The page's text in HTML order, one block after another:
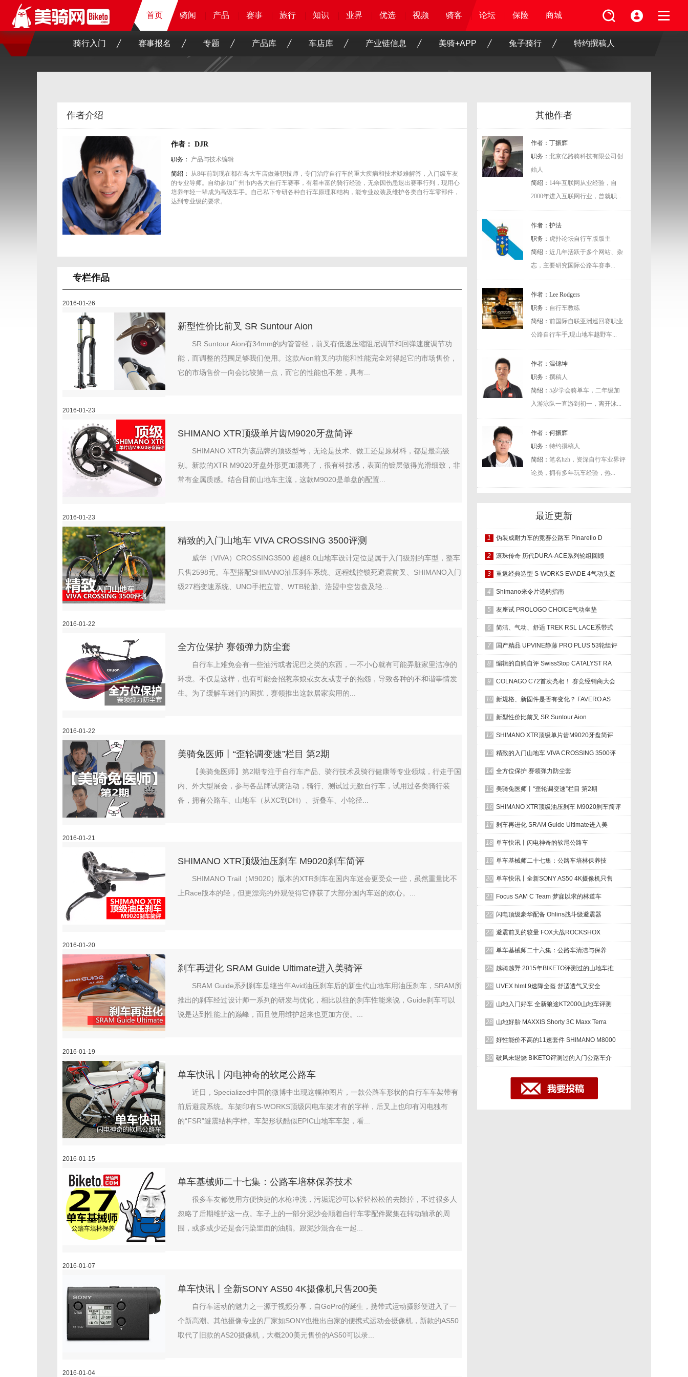
首页 骑闻 产品 赛事 旅行 知识 业界 优选 骑客 论坛 保险 商城
首页 骑闻 产品 赛事 旅行 知识 业界 优选 骑客 视频 论坛 保险 商城
首页 骑闻 产品 赛事 旅行 知识 业界 优选 视频 骑客 论坛 保险 商城
首页 骑闻 产品 赛事 旅行 知识 业界 优选 视频 骑客 论坛 保险 商城
骑行入门 赛事报名 专题 产品库 车店库 产业链信息 美骑+APP 兔子骑行 特约撰稿人
作者介绍
作者： DJR
职务：
产品与技术编辑
简绍：
从8年前到现在都在各大车店做兼职技师，专门治疗自行车的重大疾病和技术疑难解答，入门级车友
的专业导师。自幼参加广州市内各大自行车赛事，有着丰富的骑行经验，无奈因伤患退出赛事行列，现用心
培养年轻一辈成为高级车手。自己私下专研各种自行车原理和结构，能专业改装及维护各类自行车零部件，
达到专业级的要求。
专栏作品
2016-01-26
新型性价比前叉 SR Suntour Aion
SR Suntour Aion有34mm的内管管径，前叉有低速压缩阻尼调节和回弹速度调节功
能，而调整的范围足够我们使用。这款Aion前叉的功能和性能完全对得起它的市场售价，
它的市场售价一向会比较第一点，而它的性能也不差，具有...
2016-01-23
SHIMANO XTR顶级单片齿M9020牙盘简评
SHIMANO XTR为该品牌的顶级型号，无论是技术、做工还是原材料，都是最高级
别。新款的XTR M9020牙盘外形更加漂亮了，很有科技感，表面的镀层做得光滑细致，非
常有金属质感。结合目前山地车主流，这款M9020是单盘的配置...
2016-01-23
精致的入门山地车 VIVA CROSSING 3500评测
威华（VIVA）CROSSING3500 超越8.0山地车设计定位是属于入门级别的车型，整车
只售2598元。车型搭配SHIMANO油压刹车系统、远程线控锁死避震前叉、SHIMANO入门
级27档变速系统、UNO手把立管、WTB轮胎、浩盟中空齿盘及轻...
2016-01-22
全方位保护 赛领弹力防尘套
自行车上难免会有一些油污或者泥巴之类的东西，一不小心就有可能弄脏家里洁净的
环境。不仅是这样，也有可能会招惹亲娘或女友或妻子的抱怨，导致各种的不和谐事情发
生。为了缓解车迷们的困扰，赛领推出这款居家实用的...
2016-01-22
美骑兔医师丨“歪轮调变速”栏目 第2期
【美骑兔医师】第2期专注于自行车产品、骑行技术及骑行健康等专业领域，行走于国
内、外大型展会，参与各品牌试骑活动，骑行、测试过无数自行车，试用过各类骑行装
备，拥有公路车、山地车（从XC到DH）、折叠车、小轮径...
2016-01-21
SHIMANO XTR顶级油压刹车 M9020刹车简评
SHIMANO Trail（M9020）版本的XTR刹车在国内车迷会更受众一些，虽然重量比不
上Race版本的轻，但更漂亮的外观使得它俘获了大部分国内车迷的欢心。...
2016-01-20
刹车再进化 SRAM Guide Ultimate进入美骑评
SRAM Guide系列刹车是继当年Avid油压刹车后的新生代山地车用油压刹车，SRAM所
推出的刹车经过设计师一系列的研发与优化，相比以往的刹车性能来说，Guide刹车可以
说是达到性能上的巅峰，而且使用维护起来也更加方便。...
2016-01-19
单车快讯丨闪电神奇的软尾公路车
近日，Specialized中国的微博中出现这幅神图片，一款公路车形状的自行车车架带有
前后避震系统。车架印有S-WORKS顶级闪电车架才有的字样，后叉上也印有闪电独有
的“FSR”避震结构字样。车架形状酷似EPIC山地车车架，看...
2016-01-15
单车基械师二十七集：公路车培林保养技术
很多车友都使用方便快捷的水枪冲洗，污垢泥沙可以轻轻松松的去除掉，不过很多人
忽略了后期维护这一点。车子上的一部分泥沙会顺着自行车零配件聚集在转动轴承的周
围，或多或少还是会污染里面的油脂。跟泥沙混合在一起...
2016-01-07
单车快讯丨全新SONY AS50 4K摄像机只售200美
自行车运动的魅力之一源于视频分享，自GoPro的诞生，携带式运动摄影便进入了一
个新高潮。其他摄像专业的厂家如SONY也推出自家的便携式运动会摄像机，新款的AS50
取代了旧款的AS20摄像机，大概200美元售价的AS50可以录...
2016-01-04
其他作者
作者：丁振辉
职务： 北京亿路骑科技有限公司创
始人
简绍： 14年互联网从业经验，自
2000年进入互联网行业，曾就职...
作者：护法
职务： 虎扑论坛自行车版版主
简绍： 近几年活跃于多个网站、杂
志，主要研究国际公路车赛事...
作者：Lee Rodgers
职务： 自行车教练
简绍： 前国际自联亚洲巡回赛职业
公路自行车手,现山地车越野车...
作者：温锦坤
职务： 撰稿人
简绍： 5岁学会骑单车，二年级加
入游泳队一直游到初一，离开泳...
作者：何振辉
职务： 特约撰稿人
简绍： 笔名hzh，资深自行车业界评
论员，拥有多年玩车经验，热...
最近更新
1 伪装成耐力车的竞赛公路车 Pinarello D
2 滚珠传奇 历代DURA-ACE系列轮组回顾
3 重返经典造型 S-WORKS EVADE 4气动头盔
4 Shimano来令片选购指南
5 友座试 PROLOGO CHOICE气动坐垫
6 简洁、气动、舒适 TREK RSL LACE系带式
7 国产精品 UPVINE静藤 PRO PLUS 53轮组评
8 编辑的自购自评 SwissStop CATALYST RA
9 COLNAGO C72首次亮相！ 赛竞经销商大会
10 新规格、新固件是否有变化？ FAVERO AS
11 新型性价比前叉 SR Suntour Aion
12 SHIMANO XTR顶级单片齿M9020牙盘简评
13 精致的入门山地车 VIVA CROSSING 3500评
14 全方位保护 赛领弹力防尘套
15 美骑兔医师丨“歪轮调变速”栏目 第2期
16 SHIMANO XTR顶级油压刹车 M9020刹车简评
17 刹车再进化 SRAM Guide Ultimate进入美
18 单车快讯丨闪电神奇的软尾公路车
19 单车基械师二十七集：公路车培林保养技
20 单车快讯丨全新SONY AS50 4K摄像机只售
21 Focus SAM C Team 梦寐以求的林道车
22 闪电顶级豪华配备 Ohlins战斗级避震器
23 避震前叉的较量 FOX大战ROCKSHOX
24 单车基械师二十六集：公路车清洁与保养
25 越骑越野 2015年BIKETO评测过的山地车推
26 UVEX hlmt 9速降全盔 舒适透气又安全
27 山地入门好车 全新狼途KT2000山地车评测
28 山地好胎 MAXXIS Shorty 3C Maxx Terra
29 好性能价不高的11速套件 SHIMANO M8000
30 破风未退烧 BIKETO评测过的入门公路车介